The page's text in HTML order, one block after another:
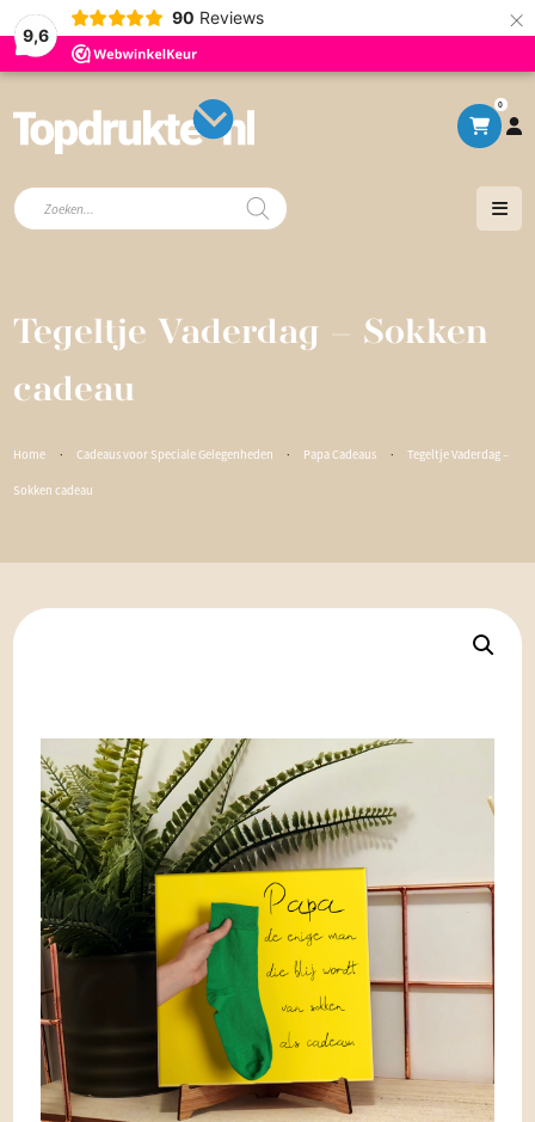
9,6
90 Reviews ×
0
Producten
zoeken
Tegeltje Vaderdag – Sokken
cadeau
Home · Cadeaus voor Speciale Gelegenheden · Papa Cadeaus · Tegeltje Vaderdag –
Sokken cadeau